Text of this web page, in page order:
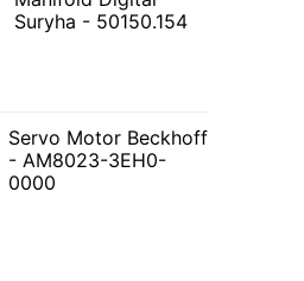
Suryha - 50150.154
Servo Motor Beckhoff
- AM8023-3EH0-
0000